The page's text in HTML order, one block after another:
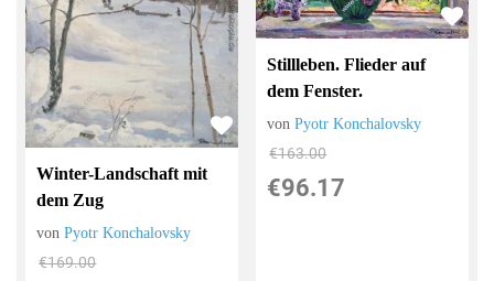
Winter-Landschaft mit
dem Zug
vonPyotr Konchalovsky
€169.00
Stillleben. Flieder auf
dem Fenster.
vonPyotr Konchalovsky
€163.00
€96.17